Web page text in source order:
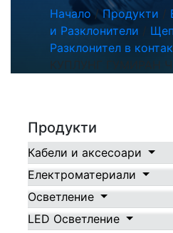
Начало/ Продукти /
и Разклонители /
Разклонител в
КУПЛУНГ ГУМИРАН
Продукти
Кабели и аксесоари
Електроматериали
Осветление
LED Осветление